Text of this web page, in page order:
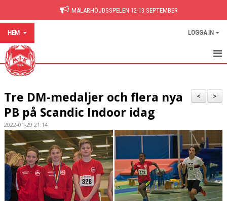
MÄLARHÖJDSSPELEN 12-13 SEPTEMBER
HEM LOGGA IN
HEM
NYHETER
BILDGALLERI
DOKUMENT
HITTA PÅ SIDAN
>
<
Tre DM-medaljer och flera nya
PB på Scandic Indoor idag
2022-01-29 21:14